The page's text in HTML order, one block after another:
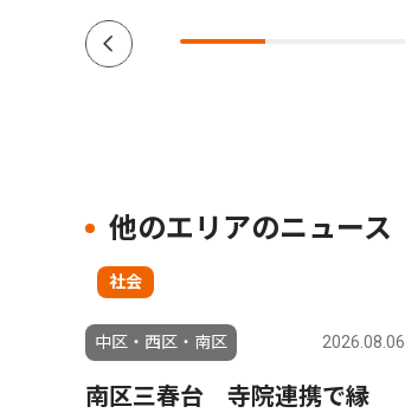
他のエリアのニュース
社会
中区・西区・南区 2026.08.06
南区三春台 寺院連携で縁